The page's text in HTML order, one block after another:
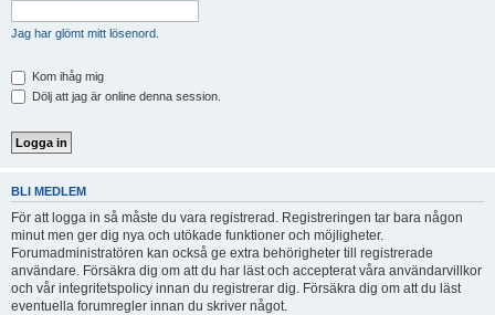
Jag har glömt mitt lösenord.
Kom ihåg mig
Dölj att jag är online denna session.
BLI MEDLEM
För att logga in så måste du vara registrerad. Registreringen tar bara någon
minut men ger dig nya och utökade funktioner och möjligheter.
Forumadministratören kan också ge extra behörigheter till registrerade
användare. Försäkra dig om att du har läst och accepterat våra användarvillkor
och vår integritetspolicy innan du registrerar dig. Försäkra dig om att du läst
eventuella forumregler innan du skriver något.